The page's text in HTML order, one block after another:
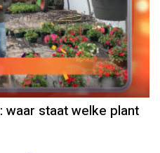
waar staat welke plant